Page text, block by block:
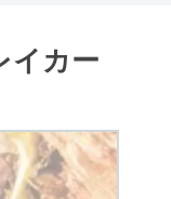
イカー